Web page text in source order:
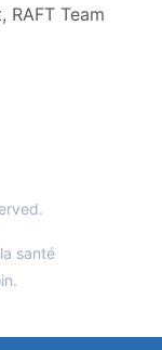
RAFT Team
santé